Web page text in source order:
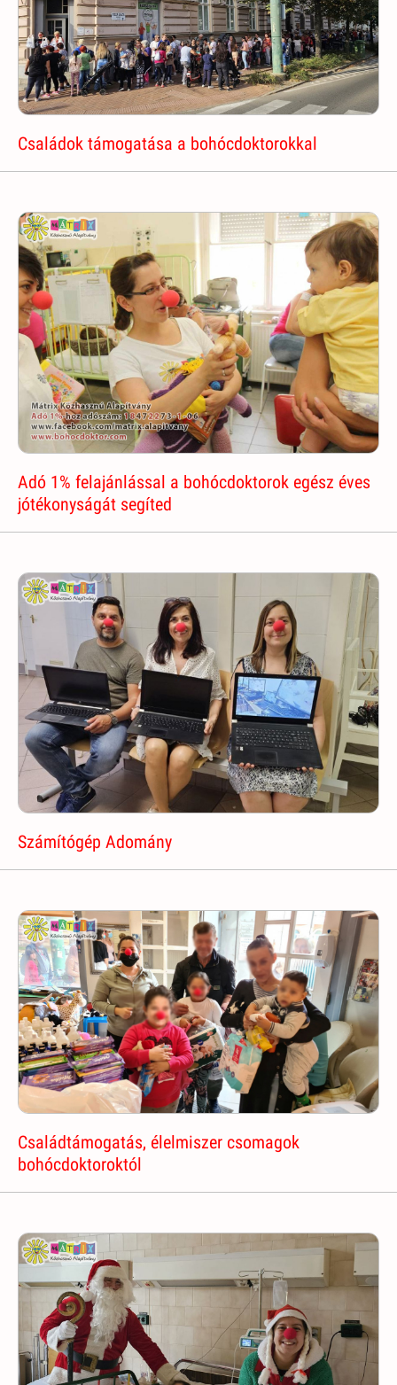
Családok támogatása a bohócdoktorokkal
Adó 1% felajánlással a bohócdoktorok egész éves
jótékonyságát segíted
Számítógép Adomány
Családtámogatás, élelmiszer csomagok
bohócdoktoroktól